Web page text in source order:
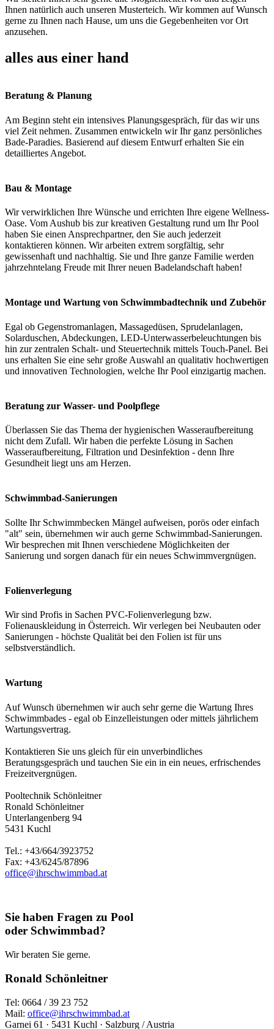
Ihnen natürlich auch unseren Musterteich. Wir kommen auf Wunsch
gerne zu Ihnen nach Hause, um uns die Gegebenheiten vor Ort
anzusehen.
alles aus einer hand
Beratung & Planung
Am Beginn steht ein intensives Planungsgespräch, für das wir uns
viel Zeit nehmen. Zusammen entwickeln wir Ihr ganz persönliches
Bade-Paradies. Basierend auf diesem Entwurf erhalten Sie ein
detailliertes Angebot.
Bau & Montage
Wir verwirklichen Ihre Wünsche und errichten Ihre eigene Wellness-
Oase. Vom Aushub bis zur kreativen Gestaltung rund um Ihr Pool
haben Sie einen Ansprechpartner, den Sie auch jederzeit
kontaktieren können. Wir arbeiten extrem sorgfältig, sehr
gewissenhaft und nachhaltig. Sie und Ihre ganze Familie werden
jahrzehntelang Freude mit Ihrer neuen Badelandschaft haben!
Montage und Wartung von Schwimmbadtechnik und Zubehör
Egal ob Gegenstromanlagen, Massagedüsen, Sprudelanlagen,
Solarduschen, Abdeckungen, LED-Unterwasserbeleuchtungen bis
hin zur zentralen Schalt- und Steuertechnik mittels Touch-Panel. Bei
uns erhalten Sie eine sehr große Auswahl an qualitativ hochwertigen
und innovativen Technologien, welche Ihr Pool einzigartig machen.
Beratung zur Wasser- und Poolpflege
Überlassen Sie das Thema der hygienischen Wasseraufbereitung
nicht dem Zufall. Wir haben die perfekte Lösung in Sachen
Wasseraufbereitung, Filtration und Desinfektion - denn Ihre
Gesundheit liegt uns am Herzen.
Schwimmbad-Sanierungen
Sollte Ihr Schwimmbecken Mängel aufweisen, porös oder einfach
"alt" sein, übernehmen wir auch gerne Schwimmbad-Sanierungen.
Wir besprechen mit Ihnen verschiedene Möglichkeiten der
Sanierung und sorgen danach für ein neues Schwimmvergnügen.
Folienverlegung
Wir sind Profis in Sachen PVC-Folienverlegung bzw.
Folienauskleidung in Österreich. Wir verlegen bei Neubauten oder
Sanierungen - höchste Qualität bei den Folien ist für uns
selbstverständlich.
Wartung
Auf Wunsch übernehmen wir auch sehr gerne die Wartung Ihres
Schwimmbades - egal ob Einzelleistungen oder mittels jährlichem
Wartungsvertrag.
Kontaktieren Sie uns gleich für ein unverbindliches
Beratungsgespräch und tauchen Sie ein in ein neues, erfrischendes
Freizeitvergnügen.
Pooltechnik Schönleitner
Ronald Schönleitner
Unterlangenberg 94
5431 Kuchl
Tel.: +43/664/3923752
Fax: +43/6245/87896
office@ihrschwimmbad.at
Sie haben Fragen zu Pool
oder Schwimmbad?
Wir beraten Sie gerne.
Ronald Schönleitner
Tel: 0664 / 39 23 752
Mail: office@ihrschwimmbad.at
Garnei 61 · 5431 Kuchl · Salzburg / Austria